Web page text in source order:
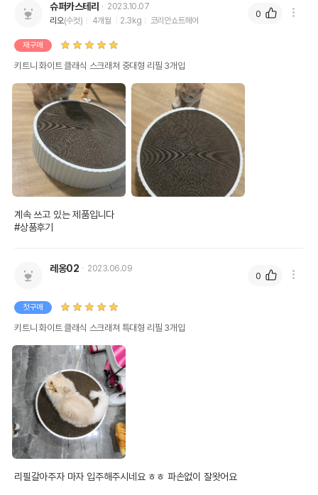
슈퍼카스테라
2023.10.07
리오(수컷) 4개월 2.3kg 코리안쇼트헤어
재구매
키트니 화이트 클래식 스크래쳐 중대형 리필 3개입
계속 쓰고 있는 제품입니다
#상품후기
0
레옹02 2023.06.09
첫구매
키트니 화이트 클래식 스크래쳐 특대형 리필 3개입
리필갈아주자 마자 입주해주시네요 ㅎㅎ 파손없이 잘왓어요
0